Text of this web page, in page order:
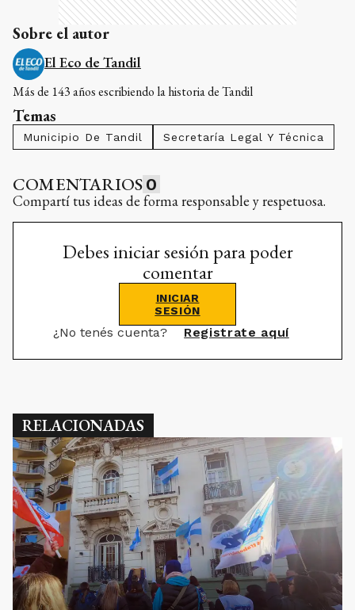
Sobre el autor
El Eco de Tandil
Más de 143 años escribiendo la historia de Tandil
Temas
Municipio De Tandil Secretaría Legal Y Técnica
COMENTARIOS 0
Compartí tus ideas de forma responsable y respetuosa.
Debes iniciar sesión para poder
comentar
INICIAR
SESIÓN
¿No tenés cuenta? Registrate aquí
RELACIONADAS